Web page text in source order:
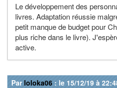
Le développement des
livres. Adaptation réussie
petit manque de budget pour
plus riche dans le livre).
active.
Par loloka06 : le 15/12/19 à